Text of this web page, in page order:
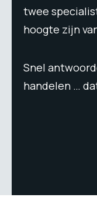
twee
hoogte zijn
Snel
handelen …